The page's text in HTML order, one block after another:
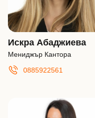
Искра Абаджиева
Мениджър Кантора
0885922561